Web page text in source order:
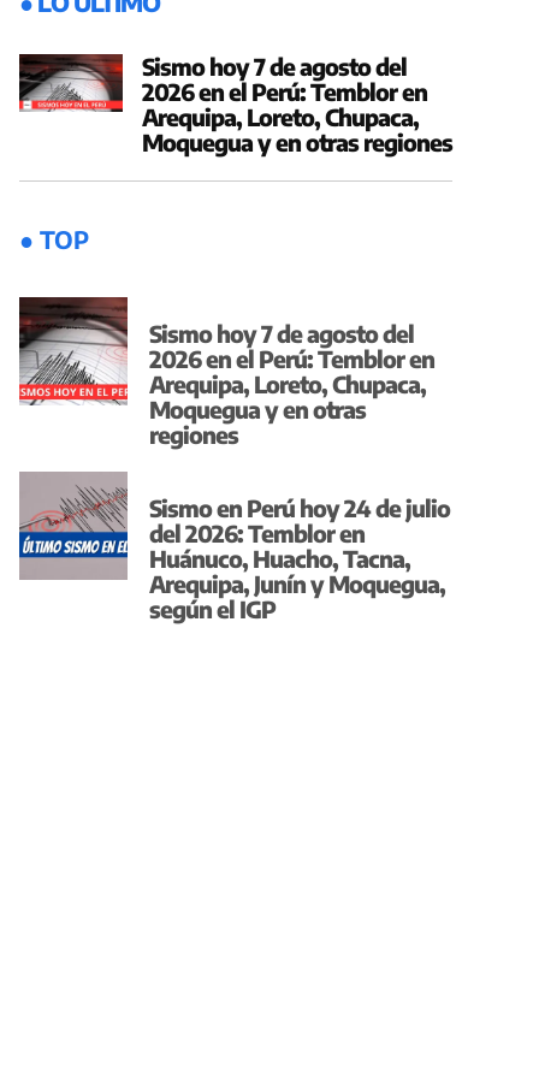
Sismo hoy 7 de agosto del
2026 en el Perú: Temblor en
Arequipa, Loreto, Chupaca,
Moquegua y en otras regiones
● TOP
Sismo hoy 7 de agosto del
2026 en el Perú: Temblor en
Arequipa, Loreto, Chupaca,
Moquegua y en otras
regiones
Sismo en Perú hoy 24 de julio
del 2026: Temblor en
Huánuco, Huacho, Tacna,
Arequipa, Junín y Moquegua,
según el IGP